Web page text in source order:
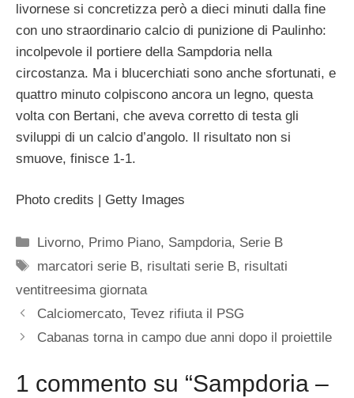
livornese si concretizza però a dieci minuti dalla fine
con uno straordinario calcio di punizione di Paulinho:
incolpevole il portiere della Sampdoria nella
circostanza. Ma i blucerchiati sono anche sfortunati, e
quattro minuto colpiscono ancora un legno, questa
volta con Bertani, che aveva corretto di testa gli
sviluppi di un calcio d’angolo. Il risultato non si
smuove, finisce 1-1.
Photo credits | Getty Images
Categorie
Livorno, Primo Piano, Sampdoria, Serie B
Tag
marcatori serie B, risultati serie B, risultati
ventitreesima giornata
Calciomercato, Tevez rifiuta il PSG
Cabanas torna in campo due anni dopo il proiettile
1 commento su “Sampdoria –